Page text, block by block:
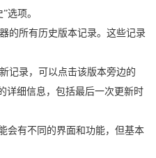
选项。
的所有历史版本记录。这些记录
记录，可以点击该版本旁边的
详细信息，包括最后一次更新时
会有不同的界面和功能，但基本